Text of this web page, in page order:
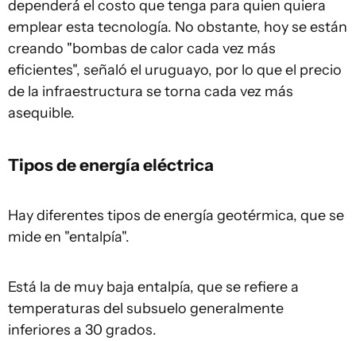
dependerá el costo que tenga para quien quiera
emplear esta tecnología. No obstante, hoy se están
creando "bombas de calor cada vez más
eficientes", señaló el uruguayo, por lo que el precio
de la infraestructura se torna cada vez más
asequible.
Tipos de energía eléctrica
Hay diferentes tipos de energía geotérmica, que se
mide en "entalpía".
Está la de muy baja entalpía, que se refiere a
temperaturas del subsuelo generalmente
inferiores a 30 grados.